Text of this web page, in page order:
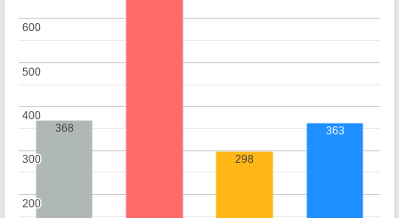
200
200
300
300
400
400
500
500
600
600
368
298
363